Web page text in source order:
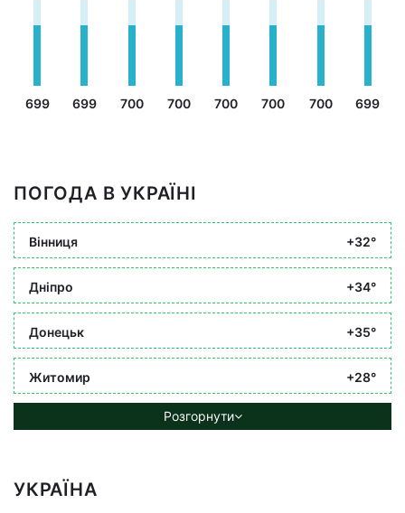
699 699 700 700 700 700 700 699
ПОГОДА В УКРАЇНІ
Вінниця +32°
Дніпро +34°
Донецьк +35°
Житомир +28°
Розгорнути
УКРАЇНА